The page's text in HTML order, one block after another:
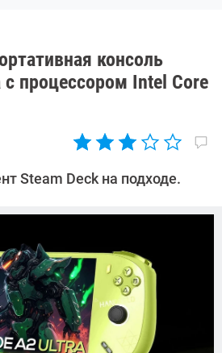
консоль
с процессором Intel Core
Steam Deck на подходе.